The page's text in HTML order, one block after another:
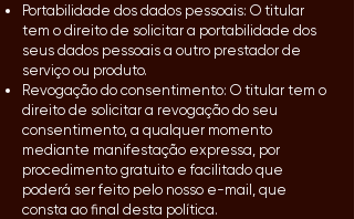
Portabilidade dos dados pessoais: O titular
tem o direito de solicitar a portabilidade dos
seus dados pessoais a outro prestador de
serviço ou produto.
Revogação do consentimento: O titular tem o
direito de solicitar a revogação do seu
consentimento, a qualquer momento
mediante manifestação expressa, por
procedimento gratuito e facilitado que
poderá ser feito pelo nosso e-mail, que
consta ao final desta política.